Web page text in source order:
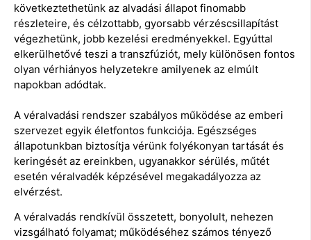
következtethetünk az alvadási állapot finomabb
részleteire, és célzottabb, gyorsabb vérzéscsillapítást
végezhetünk, jobb kezelési eredményekkel. Egyúttal
elkerülhetővé teszi a transzfúziót, mely különösen fontos
olyan vérhiányos helyzetekre amilyenek az elmúlt
napokban adódtak.
A véralvadási rendszer szabályos működése az emberi
szervezet egyik életfontos funkciója. Egészséges
állapotunkban biztosítja vérünk folyékonyan tartását és
keringését az ereinkben, ugyanakkor sérülés, műtét
esetén véralvadék képzésével megakadályozza az
elvérzést.
A véralvadás rendkívül összetett, bonyolult, nehezen
vizsgálható folyamat; működéséhez számos tényező